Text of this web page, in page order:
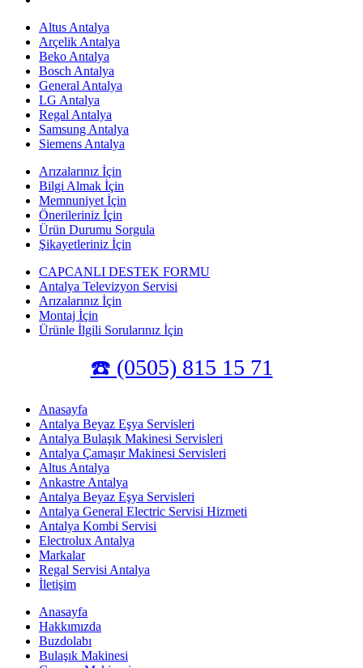
Altus Antalya
Arçelik Antalya
Beko Antalya
Bosch Antalya
General Antalya
LG Antalya
Regal Antalya
Samsung Antalya
Siemens Antalya
Arızalarınız İçin
Bilgi Almak İçin
Memnuniyet İçin
Önerileriniz İçin
Ürün Durumu Sorgula
Şikayetleriniz İçin
CAPCANLI DESTEK FORMU
Antalya Televizyon Servisi
Arızalarınız İçin
Montaj İçin
Ürünle İlgili Sorularınız İçin
☎️ (0505) 815 15 71
Anasayfa
Antalya Beyaz Eşya Servisleri
Antalya Bulaşık Makinesi Servisleri
Antalya Çamaşır Makinesi Servisleri
Altus Antalya
Ankastre Antalya
Antalya Beyaz Eşya Servisleri
Antalya General Electric Servisi Hizmeti
Antalya Kombi Servisi
Electrolux Antalya
Markalar
Regal Servisi Antalya
İletişim
Anasayfa
Hakkımızda
Buzdolabı
Bulaşık Makinesi